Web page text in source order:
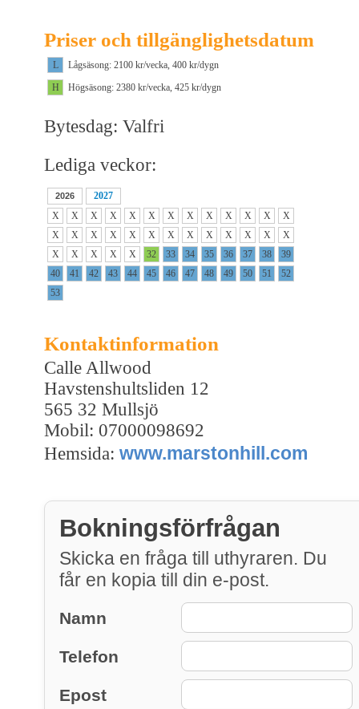
Priser och tillgänglighetsdatum
L
Lågsäsong: 2100 kr/vecka, 400 kr/dygn
H
Högsäsong: 2380 kr/vecka, 425 kr/dygn
Bytesdag: Valfri
Lediga veckor:
2026
2027
X
X X X X X X X X X X X
X
X
X X X X X X X X X X X
X
X
X X X X 32 33 34 35 36 37 38
39
40
41 42 43 44 45 46 47 48 49 50 51
52
53
Kontaktinformation
Calle Allwood
Havstenshultsliden 12
565 32 Mullsjö
Mobil: 07000098692
Hemsida: www.marstonhill.com
Bokningsförfrågan
Skicka en fråga till uthyraren. Du
får en kopia till din e-post.
Namn
Telefon
Epost